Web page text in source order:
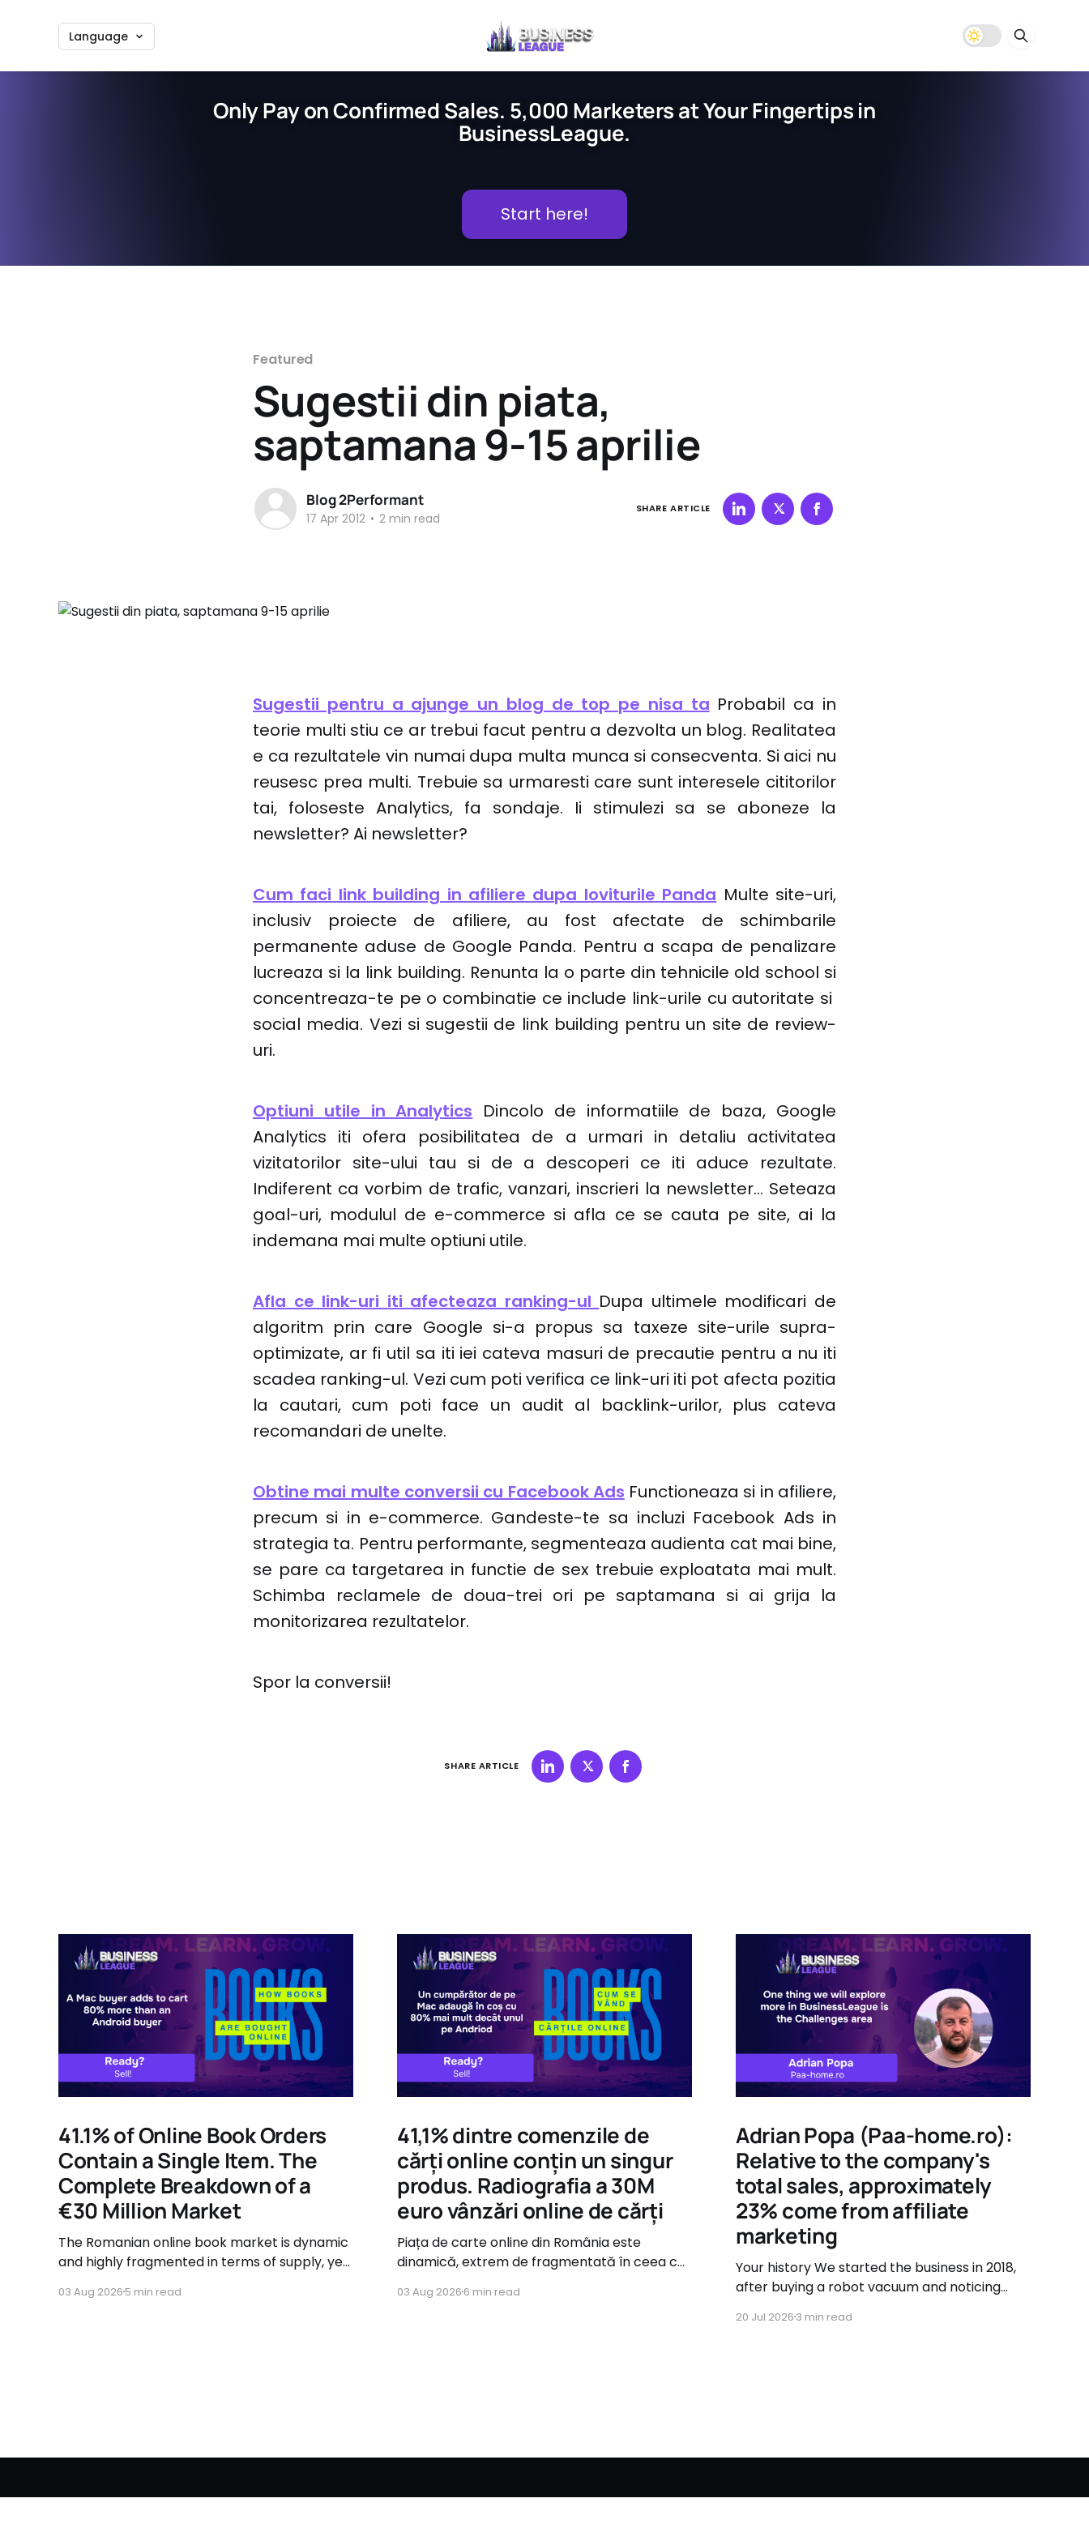
Language
Only Pay on Confirmed Sales. 5,000 Marketers at Your Fingertips in
BusinessLeague.
Start here!
Featured
Sugestii din piata,
saptamana 9-15 aprilie
Blog 2Performant
17 Apr 2012 • 2 min read
SHARE ARTICLE
Sugestii pentru a ajunge un blog de top pe nisa ta Probabil ca in
teorie multi stiu ce ar trebui facut pentru a dezvolta un blog. Realitatea
e ca rezultatele vin numai dupa multa munca si consecventa. Si aici nu
reusesc prea multi. Trebuie sa urmaresti care sunt interesele cititorilor
tai, foloseste Analytics, fa sondaje. Ii stimulezi sa se aboneze la
newsletter? Ai newsletter?
Cum faci link building in afiliere dupa loviturile Panda Multe site-uri,
inclusiv proiecte de afiliere, au fost afectate de schimbarile
permanente aduse de Google Panda. Pentru a scapa de penalizare
lucreaza si la link building. Renunta la o parte din tehnicile old school si
concentreaza-te pe o combinatie ce include link-urile cu autoritate si
social media. Vezi si sugestii de link building pentru un site de review-
uri.
Optiuni utile in Analytics Dincolo de informatiile de baza, Google
Analytics iti ofera posibilitatea de a urmari in detaliu activitatea
vizitatorilor site-ului tau si de a descoperi ce iti aduce rezultate.
Indiferent ca vorbim de trafic, vanzari, inscrieri la newsletter… Seteaza
goal-uri, modulul de e-commerce si afla ce se cauta pe site, ai la
indemana mai multe optiuni utile.
Afla ce link-uri iti afecteaza ranking-ul Dupa ultimele modificari de
algoritm prin care Google si-a propus sa taxeze site-urile supra-
optimizate, ar fi util sa iti iei cateva masuri de precautie pentru a nu iti
scadea ranking-ul. Vezi cum poti verifica ce link-uri iti pot afecta pozitia
la cautari, cum poti face un audit al backlink-urilor, plus cateva
recomandari de unelte.
Obtine mai multe conversii cu Facebook Ads Functioneaza si in afiliere,
precum si in e-commerce. Gandeste-te sa incluzi Facebook Ads in
strategia ta. Pentru performante, segmenteaza audienta cat mai bine,
se pare ca targetarea in functie de sex trebuie exploatata mai mult.
Schimba reclamele de doua-trei ori pe saptamana si ai grija la
monitorizarea rezultatelor.
Spor la conversii!
SHARE ARTICLE
41.1% of Online Book Orders
Contain a Single Item. The
Complete Breakdown of a
€30 Million Market
The Romanian online book market is dynamic
and highly fragmented in terms of supply, yet
when it comes to user behavior.
03 Aug 2026 5 min read
41,1% dintre comenzile de
cărți online conțin un singur
produs. Radiografia a 30M
euro vânzări online de cărți
Piața de carte online din România este
dinamică, extrem de fragmentată în ceea ce
consum foarte clare atunci când vine vorba
03 Aug 20266 min read
Adrian Popa (Paa-home.ro):
Relative to the company's
total sales, approximately
23% come from affiliate
marketing
Your history We started the business in 2018,
after buying a robot vacuum and noticing
available. That's when we asked ourselves if
20 Jul 20263 min read